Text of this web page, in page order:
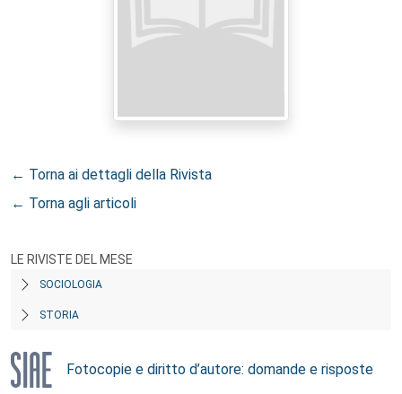
← Torna ai dettagli della Rivista
← Torna agli articoli
LE RIVISTE DEL MESE
SOCIOLOGIA
STORIA
Fotocopie e diritto d’autore: domande e risposte